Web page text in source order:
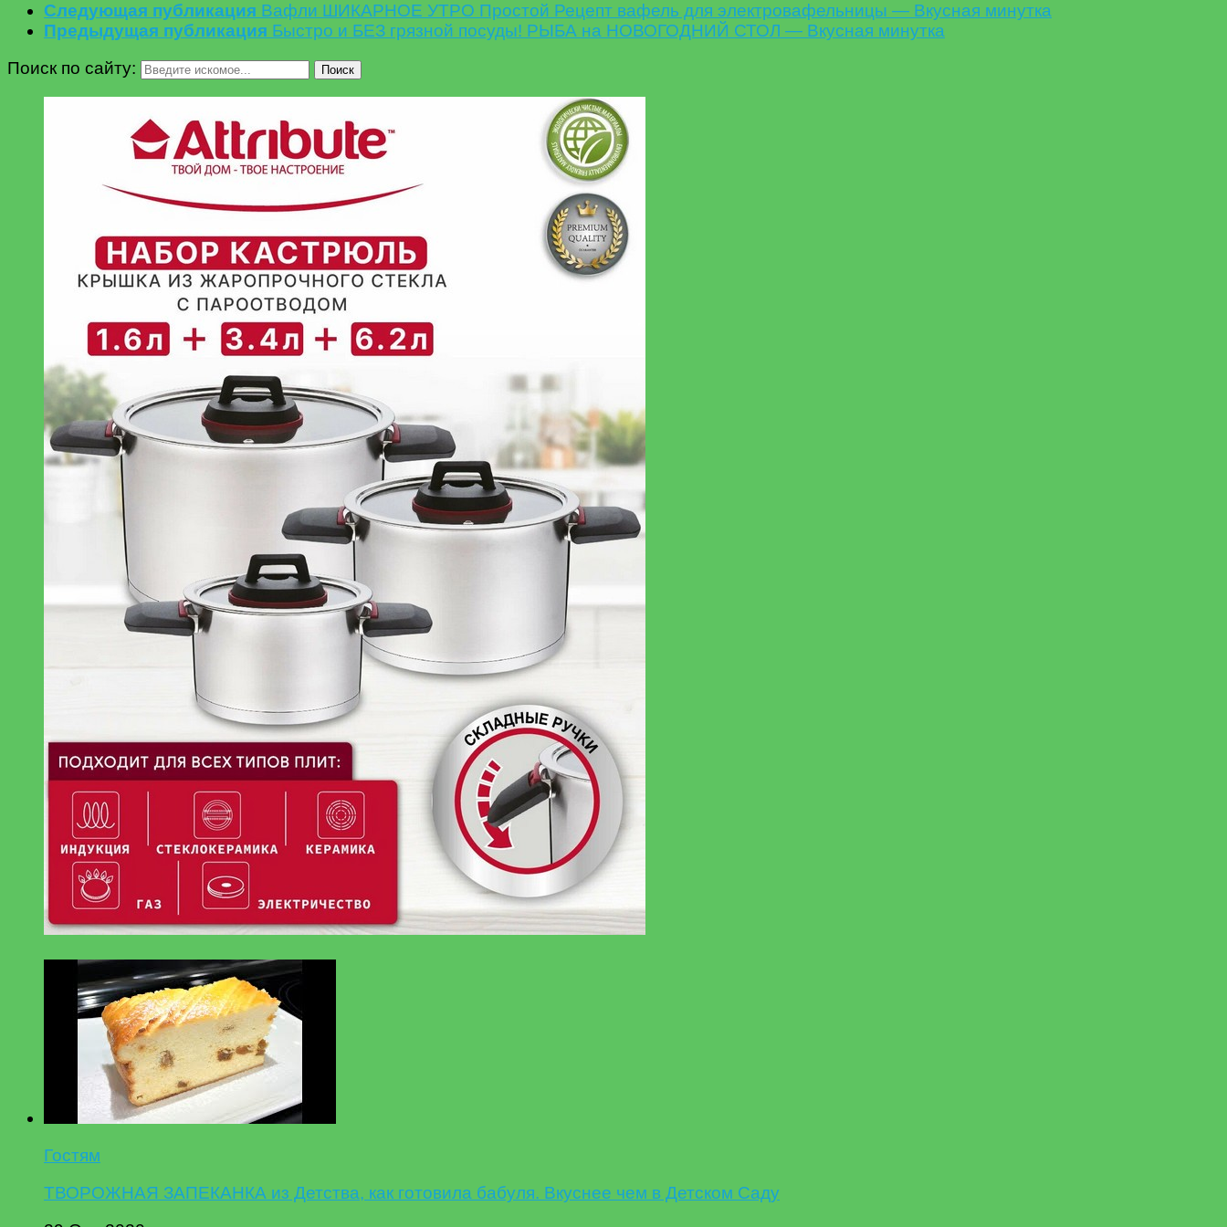
Следующая публикация Вафли ШИКАРНОЕ УТРО Простой Рецепт вафель для электровафельницы — Вкусная минутка
Предыдущая публикация Быстро и БЕЗ грязной посуды! РЫБА на НОВОГОДНИЙ СТОЛ — Вкусная минутка
Поиск по сайту:
Поиск
Гостям
ТВОРОЖНАЯ ЗАПЕКАНКА из Детства, как готовила бабуля. Вкуснее чем в Детском Саду